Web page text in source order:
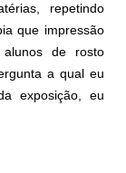
repetindo
que impressão
alunos de rosto
a qual eu
exposição, eu